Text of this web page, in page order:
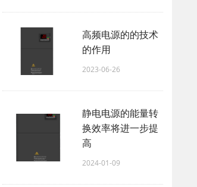
高频电源的的技术
的作用
2023-06-26
静电电源的能量转
换效率将进一步提
高
2024-01-09